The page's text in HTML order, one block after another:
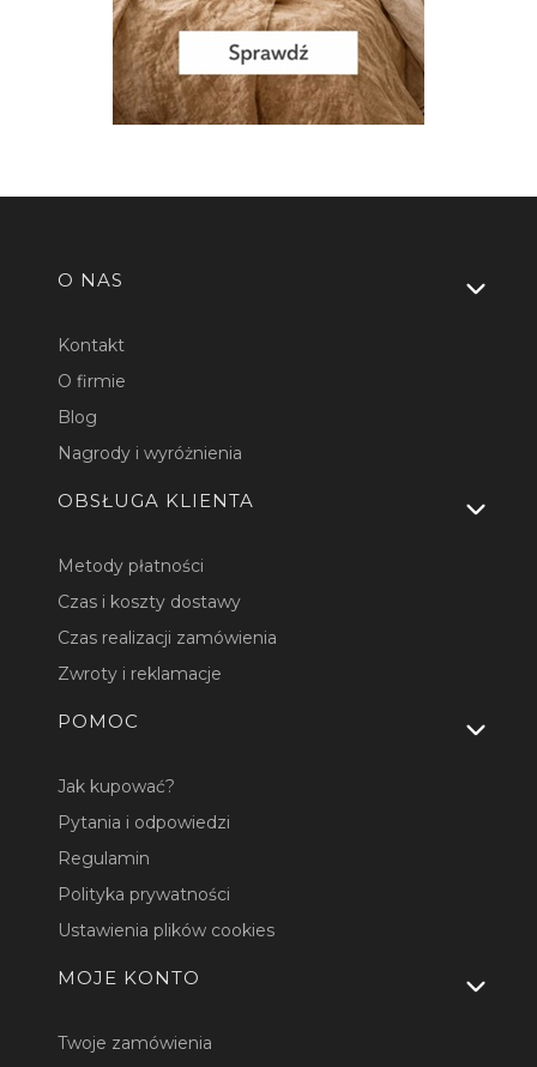
Linki w stopce
O NAS
Kontakt
O firmie
Blog
Nagrody i wyróżnienia
OBSŁUGA KLIENTA
Metody płatności
Czas i koszty dostawy
Czas realizacji zamówienia
Zwroty i reklamacje
POMOC
Jak kupować?
Pytania i odpowiedzi
Regulamin
Polityka prywatności
Ustawienia plików cookies
MOJE KONTO
Twoje zamówienia